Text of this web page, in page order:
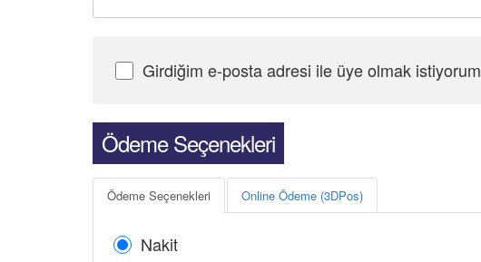
Girdiğim e-posta adresi ile üye olmak istiyorum
Ödeme Seçenekleri
Ödeme Seçenekleri Online Ödeme (3DPos)
Nakit